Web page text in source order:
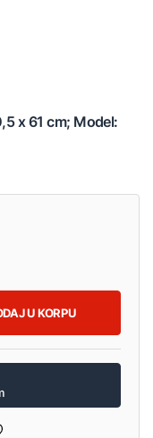
x 61 cm; Model:
U KORPU